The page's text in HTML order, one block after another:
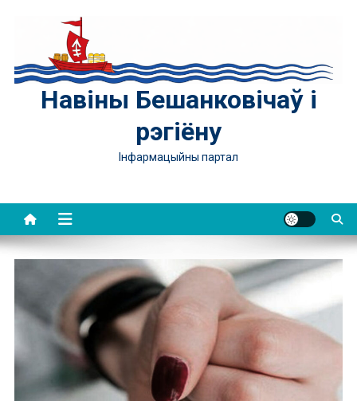
Навіны Бешанковічаў і
рэгіёну
Інфармацыйны партал